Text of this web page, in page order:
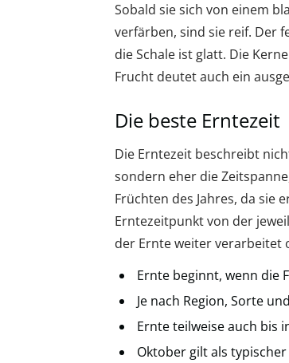
Sobald sie sich von einem
verfärben, sind sie reif. Der
die Schale ist glatt. Die
Frucht deutet auch ein
Die beste Erntezeit
Die Erntezeit beschreibt
sondern eher die
Früchten des Jahres, da sie
Erntezeitpunkt von der
der Ernte weiter verarbeitet
Ernte beginnt, wenn die
Je nach Region, Sorte
Ernte teilweise auch bis
Oktober gilt als